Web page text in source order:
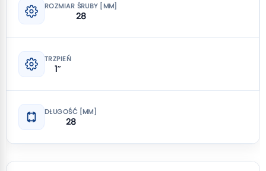
ROZMIAR ŚRUBY [MM]
28
TRZPIEŃ
1″
DŁUGOŚĆ [MM]
28